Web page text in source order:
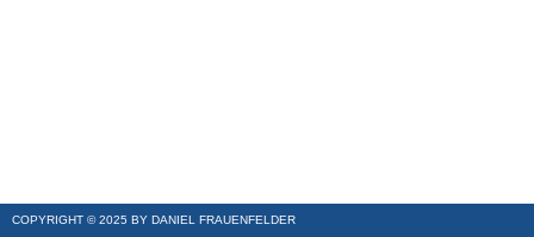
COPYRIGHT © 2025 BY DANIEL FRAUENFELDER